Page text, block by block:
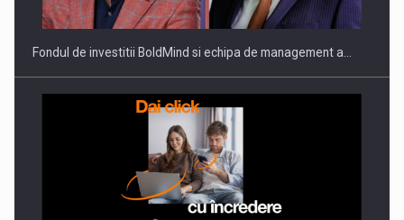
Fondul de investitii BoldMind si echipa de management a…